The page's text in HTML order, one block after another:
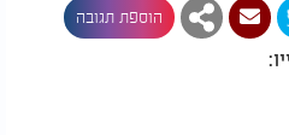
הוספת תגובה